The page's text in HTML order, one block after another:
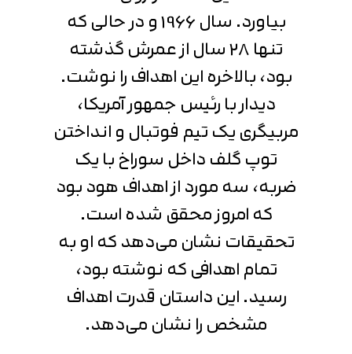
بیاورد. سال 1966 و در حالی که
تنها 28 سال از عمرش گذشته
بود، بالاخره این اهداف را نوشت.
دیدار با رئیس جمهور آمریکا،
مربیگری یک تیم فوتبال و انداختن
توپ گلف داخل سوراخ با یک
ضربه، سه مورد از اهداف هود بود
که امروز محقق شده است.
تحقیقات نشان می‌دهد که او به
تمام اهدافی که نوشته بود،
رسید. این داستان قدرت اهداف
مشخص را نشان می‌دهد.